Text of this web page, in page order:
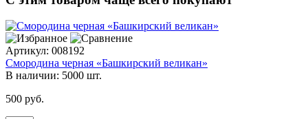
Артикул: 008192
Смородина черная «Башкирский великан»
В наличии: 5000 шт.
500 руб.